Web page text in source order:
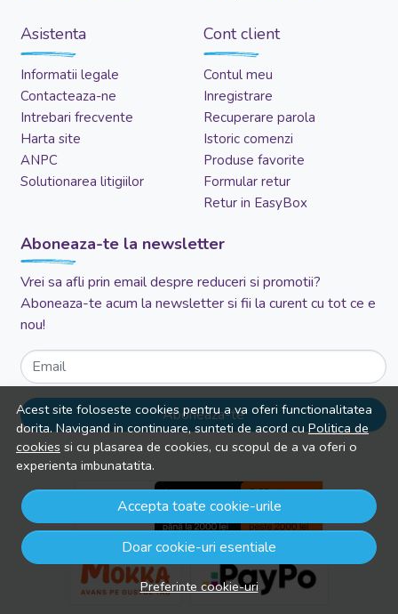
Acest site foloseste cookies pentru a va oferi functionalitatea
dorita. Navigand in continuare, sunteti de acord cuPolitica de
cookies si cu plasarea de cookies, cu scopul de a va oferi o
experienta imbunatatita.
Accepta toate cookie-urile
Doar cookie-uri esentiale
Preferinte cookie-uri
Asistenta
Informatii legale
Contacteaza-ne
Intrebari frecvente
Harta site
ANPC
Solutionarea litigiilor
Cont client
Contul meu
Inregistrare
Recuperare parola
Istoric comenzi
Produse favorite
Formular retur
Retur in EasyBox
Aboneaza-te la newsletter
Vrei sa afli prin email despre reduceri si promotii?
Aboneaza-te acum la newsletter si fii la curent cu tot ce e
nou!
Email
Aboneaza-te